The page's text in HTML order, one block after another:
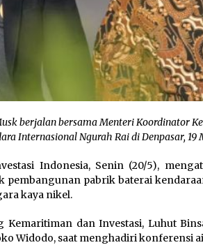
berjalan bersama Menteri Koordinator
Internasional Ngurah Rai di Denpasar, 19
Indonesia, Senin (20/5),
pembangunan pabrik baterai
kaya nikel.
dan Investasi, Luhut
Widodo, saat menghadiri konferensi